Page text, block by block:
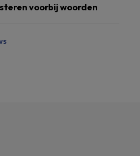
voorbij woorden